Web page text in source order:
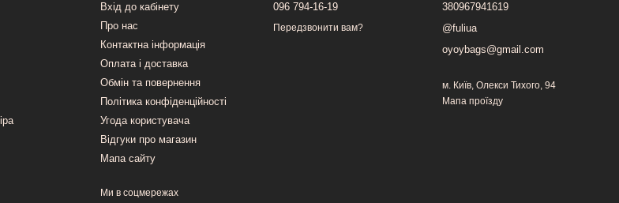
Вхід до кабінету
Про нас
Контактна інформація
Оплата і доставка
Обмін та повернення
Політика конфіденційності
Угода користувача
Відгуки про магазин
Мапа сайту
Ми в соцмережах
096 794-16-19
Передзвонити вам?
380967941619
@fuliua
oyoybags@gmail.com
м. Київ, Олекси Тихого, 94
Мапа проїзду